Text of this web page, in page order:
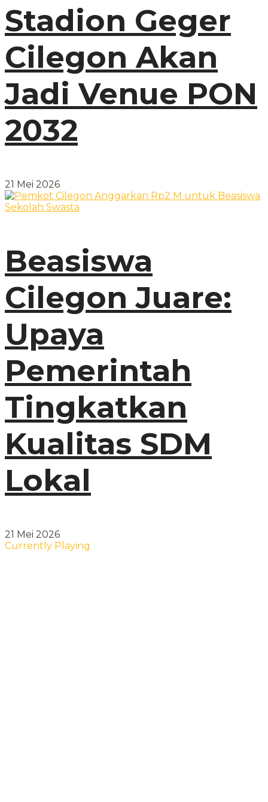
Stadion Geger
Cilegon Akan
Jadi Venue PON
2032
21 Mei 2026
Beasiswa
Cilegon Juare:
Upaya
Pemerintah
Tingkatkan
Kualitas SDM
Lokal
21 Mei 2026
Currently Playing